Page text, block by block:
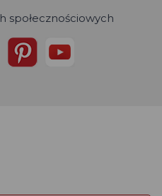
społecznościowych